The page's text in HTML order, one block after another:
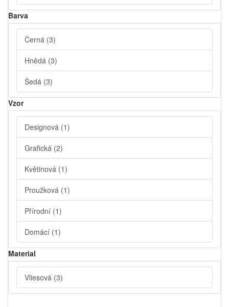
Barva
Černá (3)
Hnědá (3)
Šedá (3)
Vzor
Designová (1)
Grafická (2)
Květinová (1)
Proužková (1)
Přírodní (1)
Domácí (1)
Material
Vliesová (3)